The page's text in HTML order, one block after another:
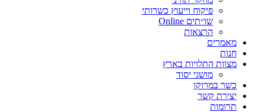
פיקוח וייעוץ כשרותי
שו״תים Online
הרצאות
מאמרים
חנות
מצוות התלויות בארץ
מושגי יסוד
כשר במרוקו
יצירת קשר
תרומות